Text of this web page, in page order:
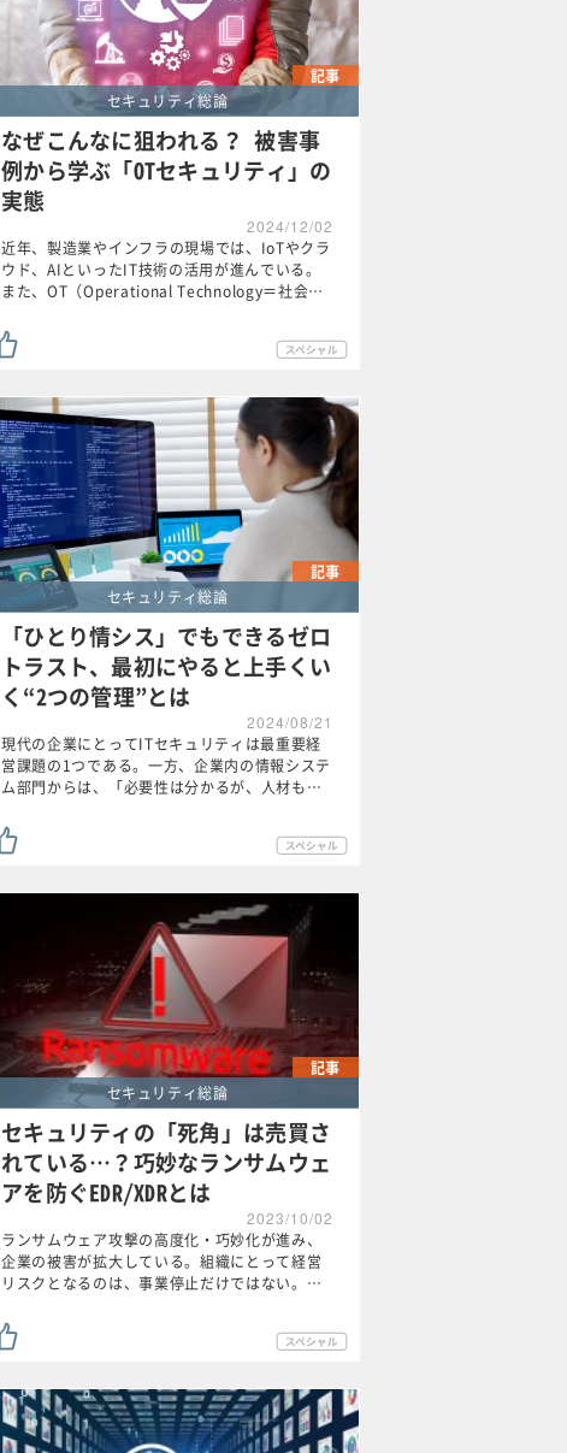
記事
セキュリティ総論
なぜこんなに狙われる？ 被害事
例から学ぶ「OTセキュリティ」の
実態
2024/12/02
近年、製造業やインフラの現場では、IoTやクラ
ウド、AIといったIT技術の活用が進んでいる。
また、OT（Operational Technology＝社会…
記事
セキュリティ総論
「ひとり情シス」でもできるゼロ
トラスト、最初にやると上手くい
く“2つの管理”とは
2024/08/21
現代の企業にとってITセキュリティは最重要経
営課題の1つである。一方、企業内の情報システ
ム部門からは、「必要性は分かるが、人材も…
記事
セキュリティ総論
セキュリティの「死角」は売買さ
れている…？巧妙なランサムウェ
アを防ぐEDR/XDRとは
2023/10/02
ランサムウェア攻撃の高度化・巧妙化が進み、
企業の被害が拡大している。組織にとって経営
リスクとなるのは、事業停止だけではない。…